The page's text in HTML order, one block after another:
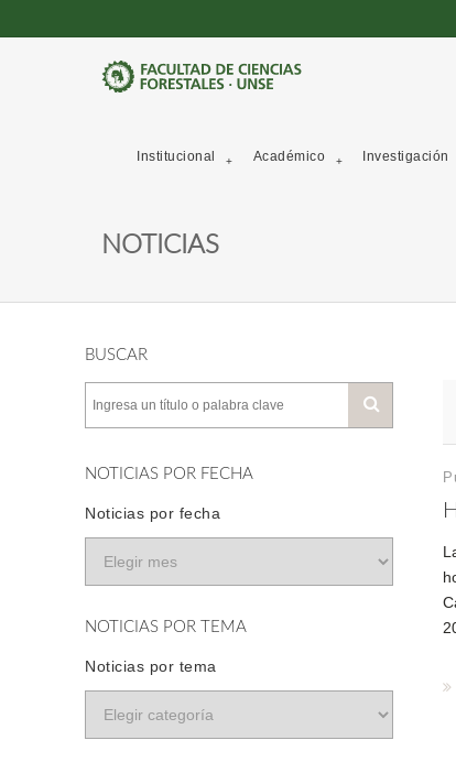
Institucional Académico Investigación
NOTICIAS
BUSCAR
NOTICIAS POR FECHA
Noticias por fecha
NOTICIAS POR TEMA
Noticias por tema